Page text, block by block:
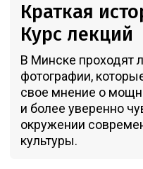
Краткая
Курс лекций
В Минске проходят
фотографии,
свое мнение о
и более уверенно
окружении
культуры.